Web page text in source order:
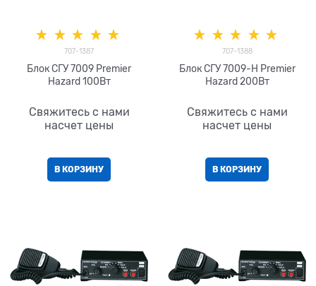
707-1387
Блок СГУ 7009 Premier
Hazard 100Вт
Свяжитесь с нами
насчет цены
В КОРЗИНУ
707-1388
Блок СГУ 7009-H Premier
Hazard 200Вт
Свяжитесь с нами
насчет цены
В КОРЗИНУ